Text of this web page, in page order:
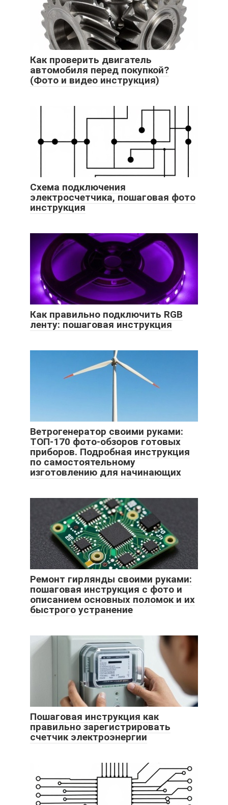
Как проверить двигатель
автомобиля перед покупкой?
(Фото и видео инструкция)
Схема подключения
электросчетчика, пошаговая фото
инструкция
Как правильно подключить RGB
ленту: пошаговая инструкция
Ветрогенератор своими руками:
ТОП-170 фото-обзоров готовых
приборов. Подробная инструкция
по самостоятельному
изготовлению для начинающих
Ремонт гирлянды своими руками:
пошаговая инструкция с фото и
описанием основных поломок и их
быстрого устранение
Пошаговая инструкция как
правильно зарегистрировать
счетчик электроэнергии